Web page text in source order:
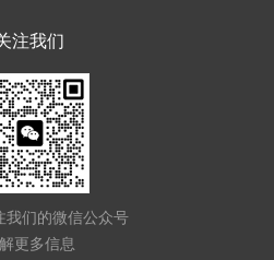
注我们
我们的微信公众号
更多信息